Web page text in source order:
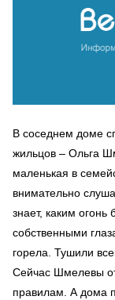
В соседнем доме
жильцов – Ольга
маленькая в
внимательно
знает, каким
собственными
горела. Тушили
Сейчас Шмелевы
правилам. А дома